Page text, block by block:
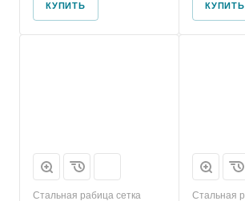
КУПИТЬ КУПИТЬ
Стальная рабица сетка Стальная